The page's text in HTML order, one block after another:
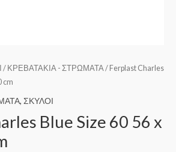
/ ΚΡΕΒΑΤΑΚΙΑ - ΣΤΡΩΜΑΤΑ/ Ferplast Charles
cm
, ΣΚΥΛΟΙ
Blue Size 60 56 x